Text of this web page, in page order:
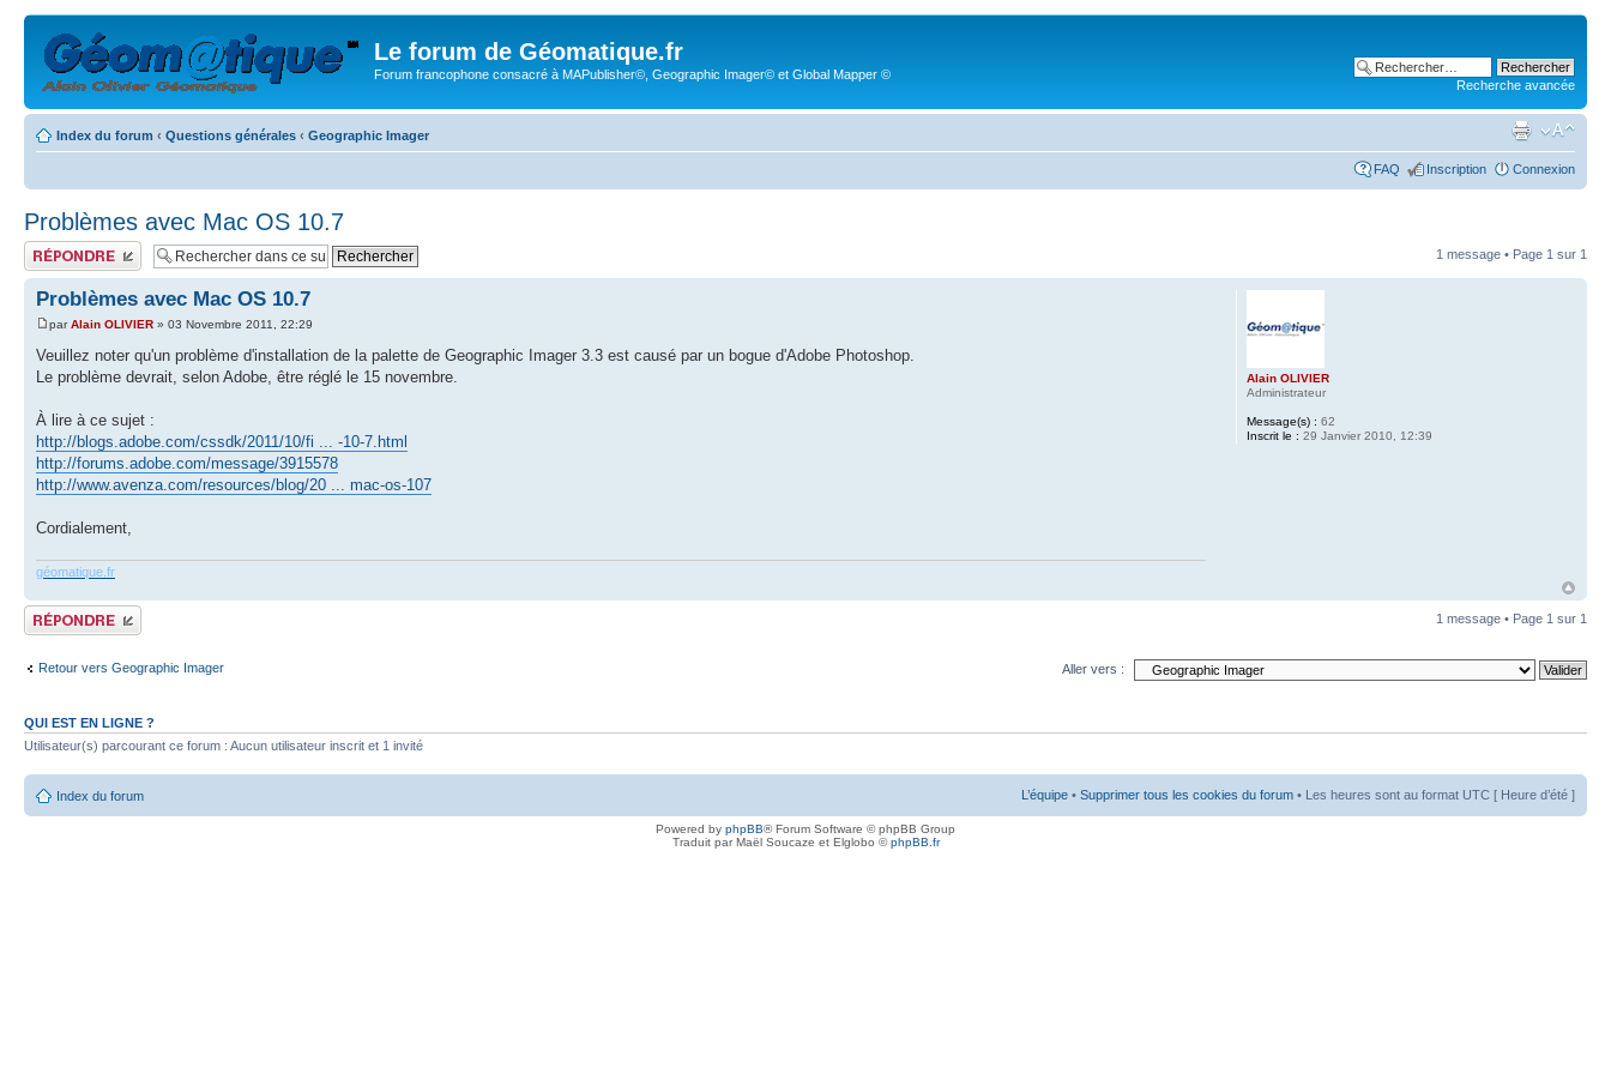
Le forum de Géomatique.fr
Forum francophone consacré à MAPublisher©, Geographic Imager© et Global Mapper ©
Recherche avancée
Index du forum ‹ Questions générales ‹ Geographic Imager
FAQ Inscription Connexion
Problèmes avec Mac OS 10.7
Publier une réponse 1 message • Page 1 sur 1
Problèmes avec Mac OS 10.7
parAlain OLIVIER » 03 Novembre 2011, 22:29
Veuillez noter qu'un problème d'installation de la palette de Geographic Imager 3.3 est causé par un bogue d'Adobe Photoshop.
Le problème devrait, selon Adobe, être réglé le 15 novembre.
À lire à ce sujet :
http://blogs.adobe.com/cssdk/2011/10/fi ... -10-7.html
http://forums.adobe.com/message/3915578
http://www.avenza.com/resources/blog/20 ... mac-os-107
Cordialement,
géomatique.fr
Alain OLIVIER
Administrateur
Message(s) : 62
Inscrit le : 29 Janvier 2010, 12:39
Publier une réponse 1 message • Page 1 sur 1
Retour vers Geographic Imager Aller vers :
QUI EST EN LIGNE ?
Utilisateur(s) parcourant ce forum : Aucun utilisateur inscrit et 1 invité
Index du forum L’équipe • Supprimer tous les cookies du forum • Les heures sont au format UTC [ Heure d’été ]
Powered by phpBB® Forum Software © phpBB Group
Traduit par Maël Soucaze et Elglobo ©phpBB.fr